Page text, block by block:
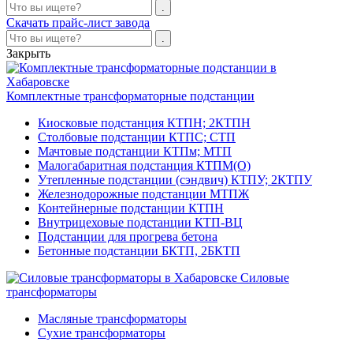
Скачать прайс-лист завода
Закрыть
Комплектные трансформаторные подстанции
Киосковые подстанция КТПН; 2КТПН
Столбовые подстанции КТПС; СТП
Мачтовые подстанции КТПм; МТП
Малогабаритная подстанция КТПМ(О)
Утепленные подстанции (сэндвич) КТПУ; 2КТПУ
Железнодорожные подстанции МТПЖ
Контейнерные подстанции КТПН
Внутрицеховые подстанции КТП-ВЦ
Подстанции для прогрева бетона
Бетонные подстанции БКТП, 2БКТП
Силовые
трансформаторы
Масляные трансформаторы
Сухие трансформаторы